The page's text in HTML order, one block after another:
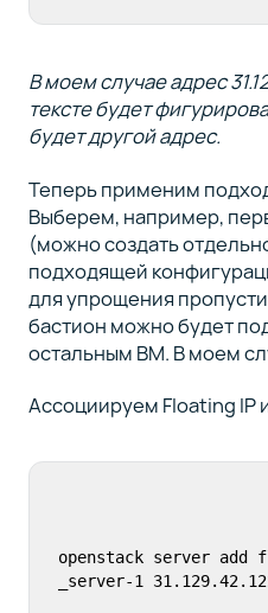
В моем случае адрес
тексте будет
будет другой адрес.
Теперь применим
Выберем, например,
(можно создать
подходящей
для упрощения
бастион можно будет
остальным ВМ. В моем
Ассоциируем Floating IP
openstack server add
_server-1